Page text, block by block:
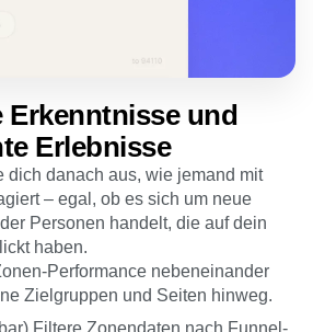
Erkenntnisse und
Erlebnisse
dich danach aus, wie jemand mit
– egal, ob es sich um neue
Personen handelt, die auf dein
haben.
Performance nebeneinander